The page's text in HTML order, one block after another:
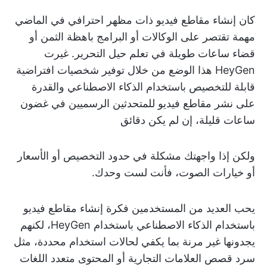
كان إنشاء مقاطع فيديو ذات مظهر احترافي في الماضي
مهمة تقتصر على الوكالات أو البرامج باهظة الثمن أو
قضاء ساعات طويلة في تعلم حيل التحرير. غيرت
HeyGen هذا الوضع من خلال توفير شخصيات افتراضية
قابلة للتخصيص باستخدام الذكاء الاصطناعي والقدرة
على نشر مقاطع فيديو للمتحدثين الرسميين في غضون
ساعات قليلة، إن لم يكن دقائق
ولكن إذا واجهتك مشكلة في حدود التخصيص أو الأسعار
أو خيارات الصوت، فأنت لست وحدك.
يحب العديد من المستخدمين فكرة إنشاء مقاطع فيديو
باستخدام الذكاء الاصطناعي باستخدام HeyGen، لكنهم
يجدونها غير مرنة بما يكفي لحالات استخدام محددة، مثل
سرد قصص العلامات التجارية أو المحتوى متعدد اللغات